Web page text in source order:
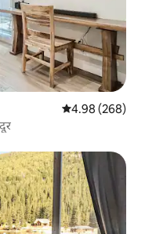
औसत रेटिंग 5 में से
4.98 (268)